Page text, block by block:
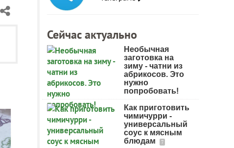
Сейчас актуально
Необычная
заготовка на
зиму - чатни из
абрикосов. Это
нужно
попробовать!
Как приготовить
чимичурри -
универсальный
соус к мясным
блюдам
7